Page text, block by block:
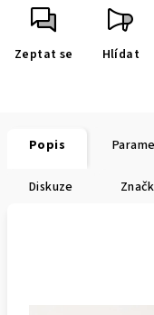
Zeptat se Hlídat
Popis
Diskuze